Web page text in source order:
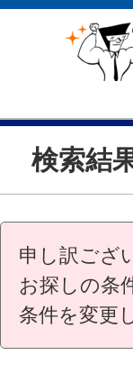
検索結
申し訳ござ
お探しの条
条件を変更